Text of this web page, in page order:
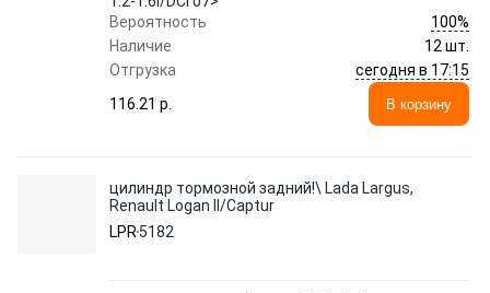
Вероятность
100%
Наличие
12 шт.
Отгрузка
сегодня в 17:15
116.21 p.
В корзину
цилиндр тормозной задний!\ Lada Largus,
Renault Logan II/Captur
LPR 5182